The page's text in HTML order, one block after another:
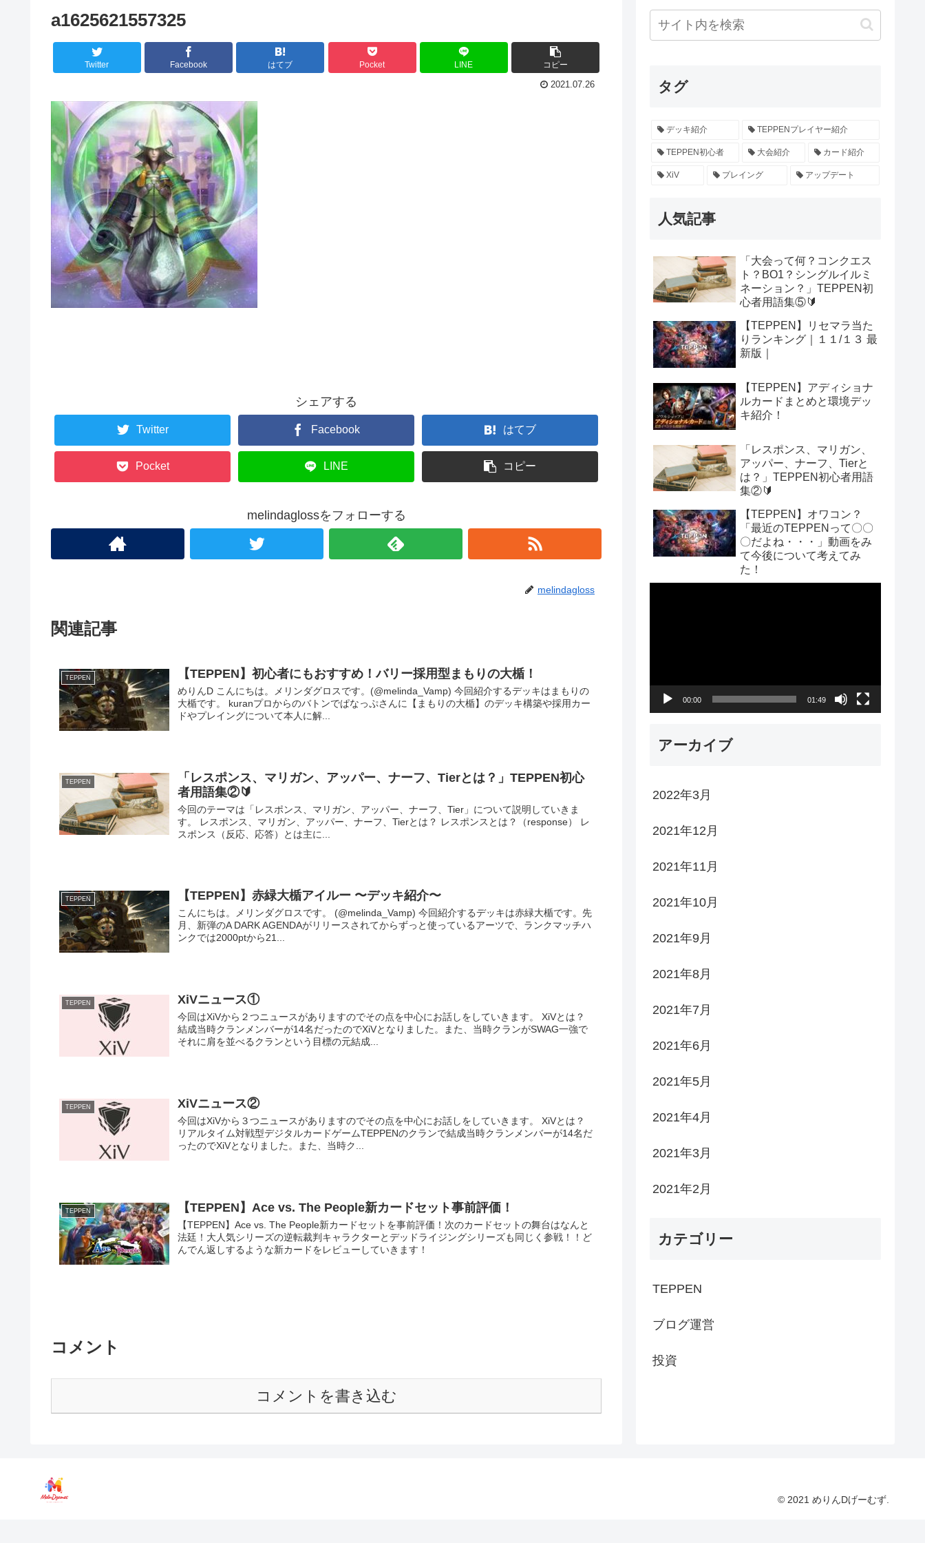
a1625621557325
Twitter Facebook はてブ Pocket LINE コピー
2021.07.26
シェアする
Twitter Facebook はてブ
Pocket LINE コピー
melindaglossをフォローする
melindagloss
関連記事
TEPPEN 【TEPPEN】初心者にもおすすめ！バリー採用型まもりの大楯！
めりんD こんにちは。メリンダグロスです。(@melinda_Vamp) 今回紹介するデッキはまもりの
大楯です。 kuranプロからのバトンでぱなっぷさんに【まもりの大楯】のデッキ構築や採用カー
ドやプレイングについて本人に解...
TEPPEN
「レスポンス、マリガン、アッパー、ナーフ、Tierとは？」TEPPEN初心
者用語集②🔰
今回のテーマは「レスポンス、マリガン、アッパー、ナーフ、Tier」について説明していきま
す。 レスポンス、マリガン、アッパー、ナーフ、Tierとは？ レスポンスとは？（response） レ
スポンス（反応、応答）とは主に...
TEPPEN 【TEPPEN】赤緑大楯アイルー 〜デッキ紹介〜
こんにちは。メリンダグロスです。 (@melinda_Vamp) 今回紹介するデッキは赤緑大楯です。先
月、新弾のA DARK AGENDAがリリースされてからずっと使っているアーツで、ランクマッチハ
ンクでは2000ptから21...
TEPPEN XiVニュース①
今回はXiVから２つニュースがありますのでその点を中心にお話しをしていきます。 XiVとは？
結成当時クランメンバーが14名だったのでXiVとなりました。また、当時クランがSWAG一強で
それに肩を並べるクランという目標の元結成...
TEPPEN XiVニュース②
今回はXiVから３つニュースがありますのでその点を中心にお話しをしていきます。 XiVとは？
リアルタイム対戦型デジタルカードゲームTEPPENのクランで結成当時クランメンバーが14名だ
ったのでXiVとなりました。また、当時ク...
TEPPEN 【TEPPEN】Ace vs. The People新カードセット事前評価！
【TEPPEN】Ace vs. The People新カードセットを事前評価！次のカードセットの舞台はなんと
法廷！大人気シリーズの逆転裁判キャラクターとデッドライジングシリーズも同じく参戦！！ど
んでん返しするような新カードをレビューしていきます！
コメント
コメントを書き込む
タグ
デッキ紹介 TEPPENプレイヤー紹介
TEPPEN初心者 大会紹介 カード紹介
XiV プレイング アップデート
人気記事
「大会って何？コンクエス
ト？BO1？シングルイルミ
ネーション？」TEPPEN初
心者用語集⑤🔰
【TEPPEN】リセマラ当た
りランキング｜１１/１３ 最
新版｜
【TEPPEN】アディショナ
ルカードまとめと環境デッ
キ紹介！
「レスポンス、マリガン、
アッパー、ナーフ、Tierと
は？」TEPPEN初心者用語
集②🔰
【TEPPEN】オワコン？
「最近のTEPPENって〇〇
〇だよね・・・」動画をみ
て今後について考えてみ
た！
00:00 01:49
アーカイブ
2022年3月
2021年12月
2021年11月
2021年10月
2021年9月
2021年8月
2021年7月
2021年6月
2021年5月
2021年4月
2021年3月
2021年2月
カテゴリー
TEPPEN
ブログ運営
投資
© 2021 めりんDげーむず.